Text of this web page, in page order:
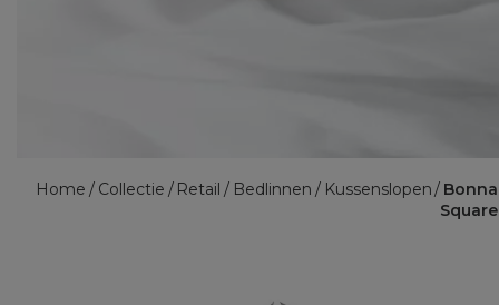
Home Collectie Retail Bedlinnen Kussenslopen
Square